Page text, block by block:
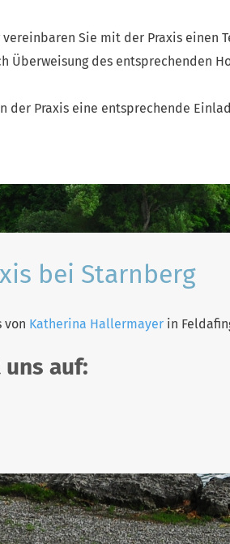
Sie mit der Praxis einen
Überweisung des entsprechenden
der Praxis eine entsprechende
bei Starnberg
von Katherina Hallermayer in
auf: